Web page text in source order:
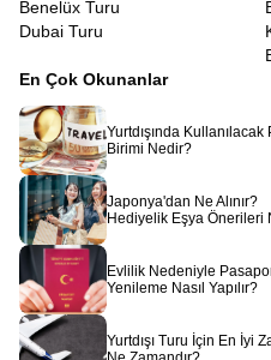
Benelüx Turu
Dubai Turu
En Çok Okunanlar
Yurtdışında Kullanılacak
Birimi Nedir?
Japonya'dan Ne Alınır?
Hediyelik Eşya Önerileri
Evlilik Nedeniyle
Yenileme Nasıl Yapılır?
Yurtdışı Turu İçin En İyi